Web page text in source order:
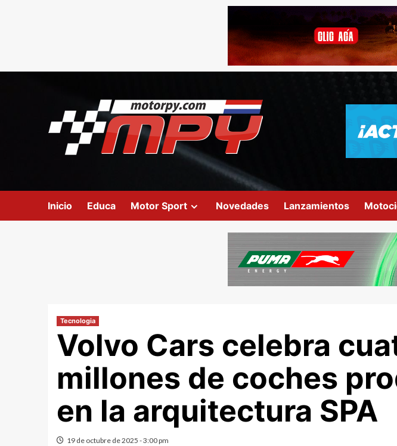
Inicio Educa Motor Sport Novedades Lanzamientos
Tecnologia
Volvo Cars celebra
millones de coches
en la arquitectura SPA
19 de octubre de 2025 - 3:00 pm